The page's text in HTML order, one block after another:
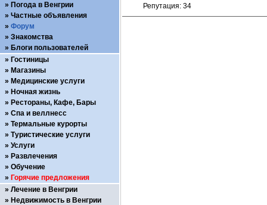
Репутация: 34
Погода в Венгрии
Частные объявления
Форум
Знакомства
Блоги пользователей
Гостиницы
Магазины
Медицинские услуги
Ночная жизнь
Рестораны, Кафе, Бары
Спа и веллнесс
Термальные курорты
Туристические услуги
Услуги
Развлечения
Обучение
Горячие предложения
Лечение в Венгрии
Недвижимость в Венгрии